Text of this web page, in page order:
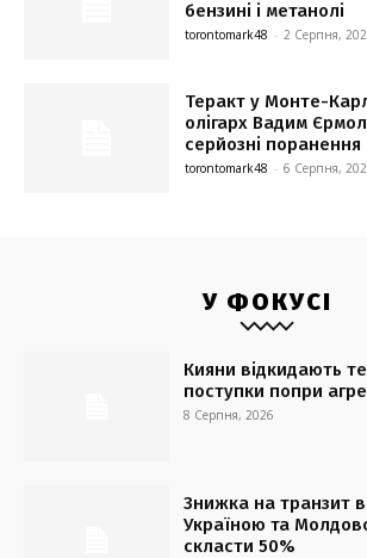
бензині і метанолі
torontomark48 - 2 Серпня,
Теракт у Монте-
олігарх Вадим
серйозні поранення
torontomark48 - 6 Серпня,
У ФОКУСІ
Кияни відкидають
поступки попри
8 Серпня, 2026
Знижка на транзит
Україною та
скласти 50%